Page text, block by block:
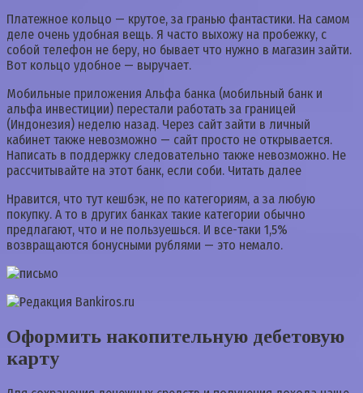
Платежное кольцо — крутое, за гранью фантастики. На самом
деле очень удобная вещь. Я часто выхожу на пробежку, с
собой телефон не беру, но бывает что нужно в магазин зайти.
Вот кольцо удобное — выручает.
Мобильные приложения Альфа банка (мобильный банк и
альфа инвестиции) перестали работать за границей
(Индонезия) неделю назад. Через сайт зайти в личный
кабинет также невозможно — сайт просто не открывается.
Написать в поддержку следовательно также невозможно. Не
рассчитывайте на этот банк, если соби. Читать далее
Нравится, что тут кешбэк, не по категориям, а за любую
покупку. А то в других банках такие категории обычно
предлагают, что и не пользуешься. И все-таки 1,5%
возвращаются бонусными рублями — это немало.
Оформить накопительную дебетовую
карту